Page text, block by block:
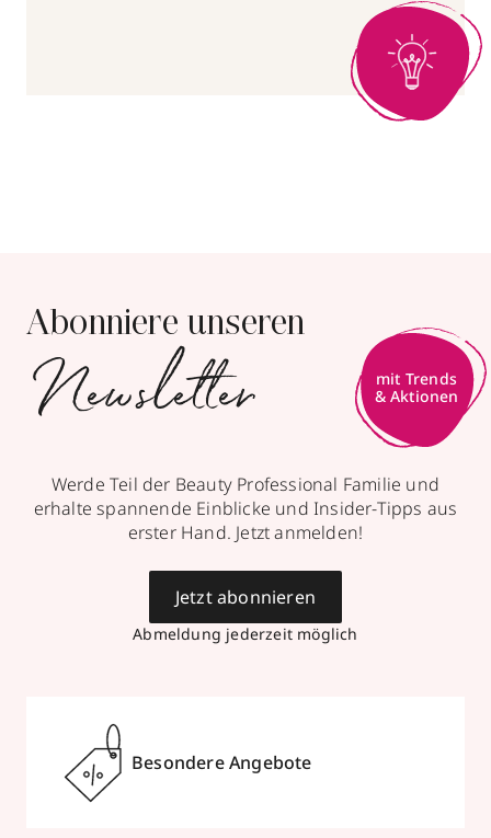
Abonniere unseren
Newsletter
mit Trends
& Aktionen
Werde Teil der Beauty Professional Familie und
erhalte spannende Einblicke und Insider-Tipps aus
erster Hand. Jetzt anmelden!
Abmeldung jederzeit möglich
Jetzt abonnieren
Besondere Angebote